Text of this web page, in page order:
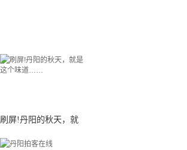
刷屏!丹阳的秋天，就